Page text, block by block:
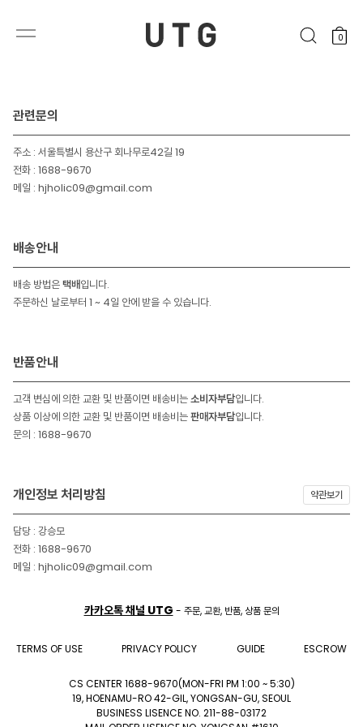
0
관련문의
주소 : 서울특별시 용산구 회나무로42길 19
전화 : 1688-9670
메일 : hjholic09@gmail.com
배송안내
배송 방법은택배입니다.
주문하신 날로부터 1 ~ 4일 안에 받을 수 있습니다.
반품안내
고객 변심에 의한 교환 및 반품이면 배송비는소비자부담입니다.
상품 이상에 의한 교환 및 반품이면 배송비는판매자부담입니다.
문의 : 1688-9670
개인정보 처리방침 약관보기
담당 : 강승모
전화 : 1688-9670
메일 : hjholic09@gmail.com
카카오톡 채널 UTG - 주문, 교환, 반품, 상품 문의
TERMS OF USE PRIVACY POLICY GUIDE ESCROW
CS CENTER 1688-9670(MON-FRI PM 1:00 ~ 5:30)
19, HOENAMU-RO 42-GIL, YONGSAN-GU, SEOUL
BUSINESS LISENCE NO. 211-88-03172